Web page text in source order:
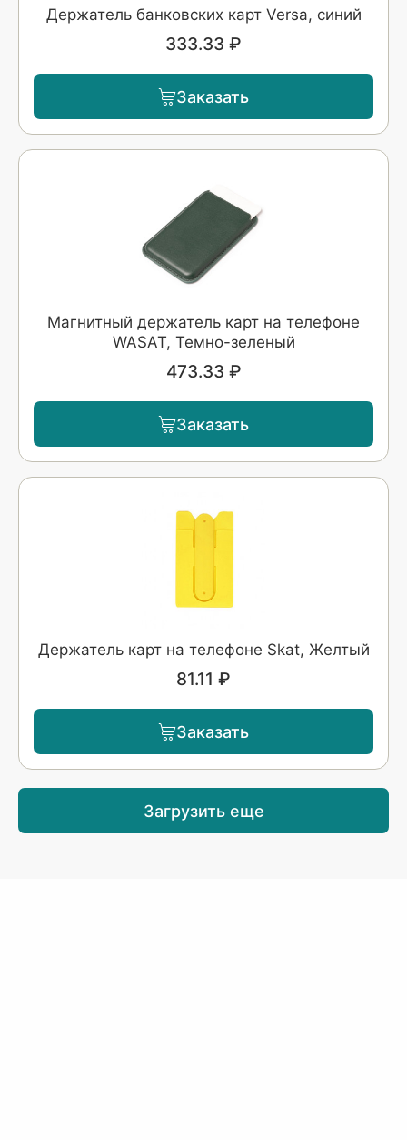
Держатель банковских карт Versa, синий
333.33 ₽
Заказать
Магнитный держатель карт на телефоне
WASAT, Темно-зеленый
473.33 ₽
Заказать
Держатель карт на телефоне Skat, Желтый
81.11 ₽
Заказать
Загрузить еще